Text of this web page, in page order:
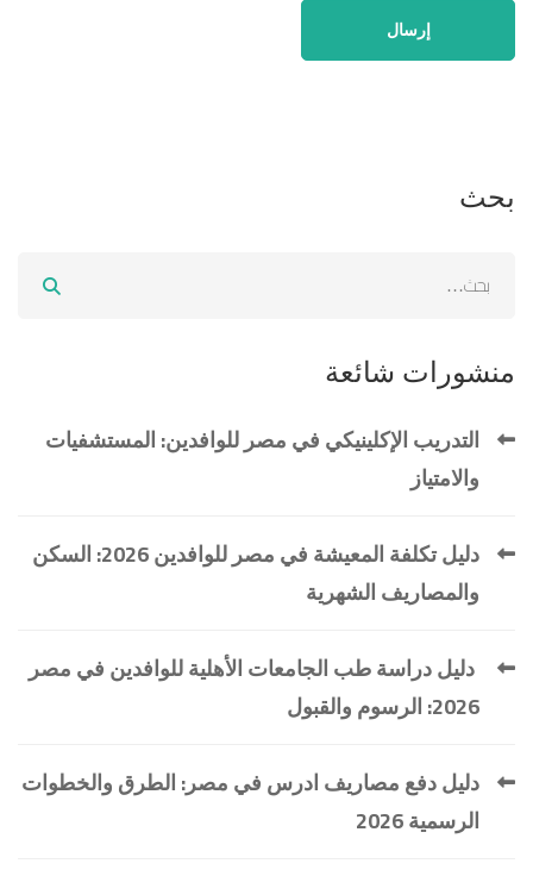
بحث
منشورات شائعة
التدريب الإكلينيكي في مصر للوافدين: المستشفيات
والامتياز
دليل تكلفة المعيشة في مصر للوافدين 2026: السكن
والمصاريف الشهرية
دليل دراسة طب الجامعات الأهلية للوافدين في مصر
2026: الرسوم والقبول
دليل دفع مصاريف ادرس في مصر: الطرق والخطوات
الرسمية 2026